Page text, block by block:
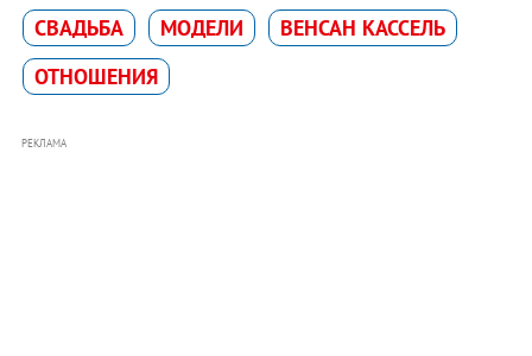
СВАДЬБА МОДЕЛИ
ВЕНСАН КАССЕЛЬ
ОТНОШЕНИЯ
РЕКЛАМА